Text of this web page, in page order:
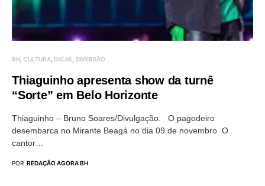
BH CULTURA DICAS DIVERSÃO
Thiaguinho apresenta show da turnê
“Sorte” em Belo Horizonte
Thiaguinho – Bruno Soares/Divulgação. O pagodeiro
desembarca no Mirante Beagá no dia 09 de novembro O
cantor…
POR REDAÇÃO AGORA BH